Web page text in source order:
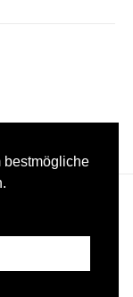
bestmögliche